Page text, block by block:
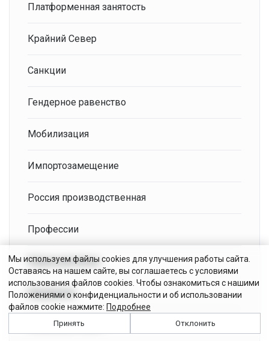
Платформенная занятость
Крайний Север
Санкции
Гендерное равенство
Мобилизация
Импортозамещение
Россия производственная
Профессии
Новые регионы
Нацпроект
Семейный совет
Мы используем файлы cookies для улучшения работы сайта.
Оставаясь на нашем сайте, вы соглашаетесь с условиями
использования файлов cookies. Чтобы ознакомиться с нашими
Положениями о конфиденциальности и об использовании
файлов cookie нажмите: Подробнее
Принять Отклонить